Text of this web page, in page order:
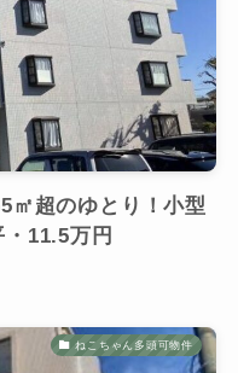
㎡超のゆとり！小型
11.5万円
ねこちゃん多頭可物件